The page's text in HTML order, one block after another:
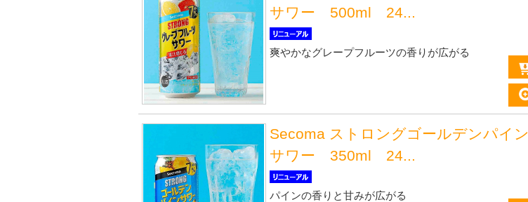
サワー 500ml 24...
爽やかなグレープフルーツの香りが広がる
Secoma ストロングゴールデンパイン
サワー 350ml 24...
パインの香りと甘みが広がる